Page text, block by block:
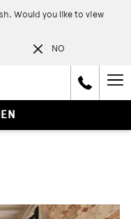
Would you like to view
NO